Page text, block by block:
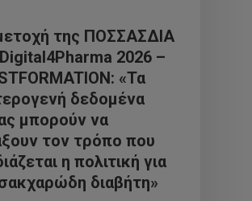
της ΠΟΣΣΑΣΔΙΑ
2026 –
«Τα
δεδομένα
μπορούν να
τον τρόπο που
η πολιτική για
διαβήτη»